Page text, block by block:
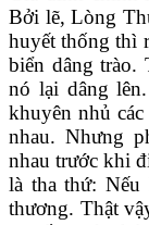
Bởi lẽ, Lòng
huyết thống thì
biển dâng
nó lại dâng
khuyên nhủ
nhau. Nhưng
nhau trước khi
là tha thứ: Nếu
thương. Thật